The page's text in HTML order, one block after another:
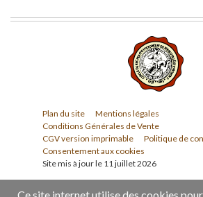
Plan du site
Mentions légales
Conditions Générales de Vente
CGV version imprimable
Politique de
Consentement aux cookies
Site mis à jour le 11 juillet 2026